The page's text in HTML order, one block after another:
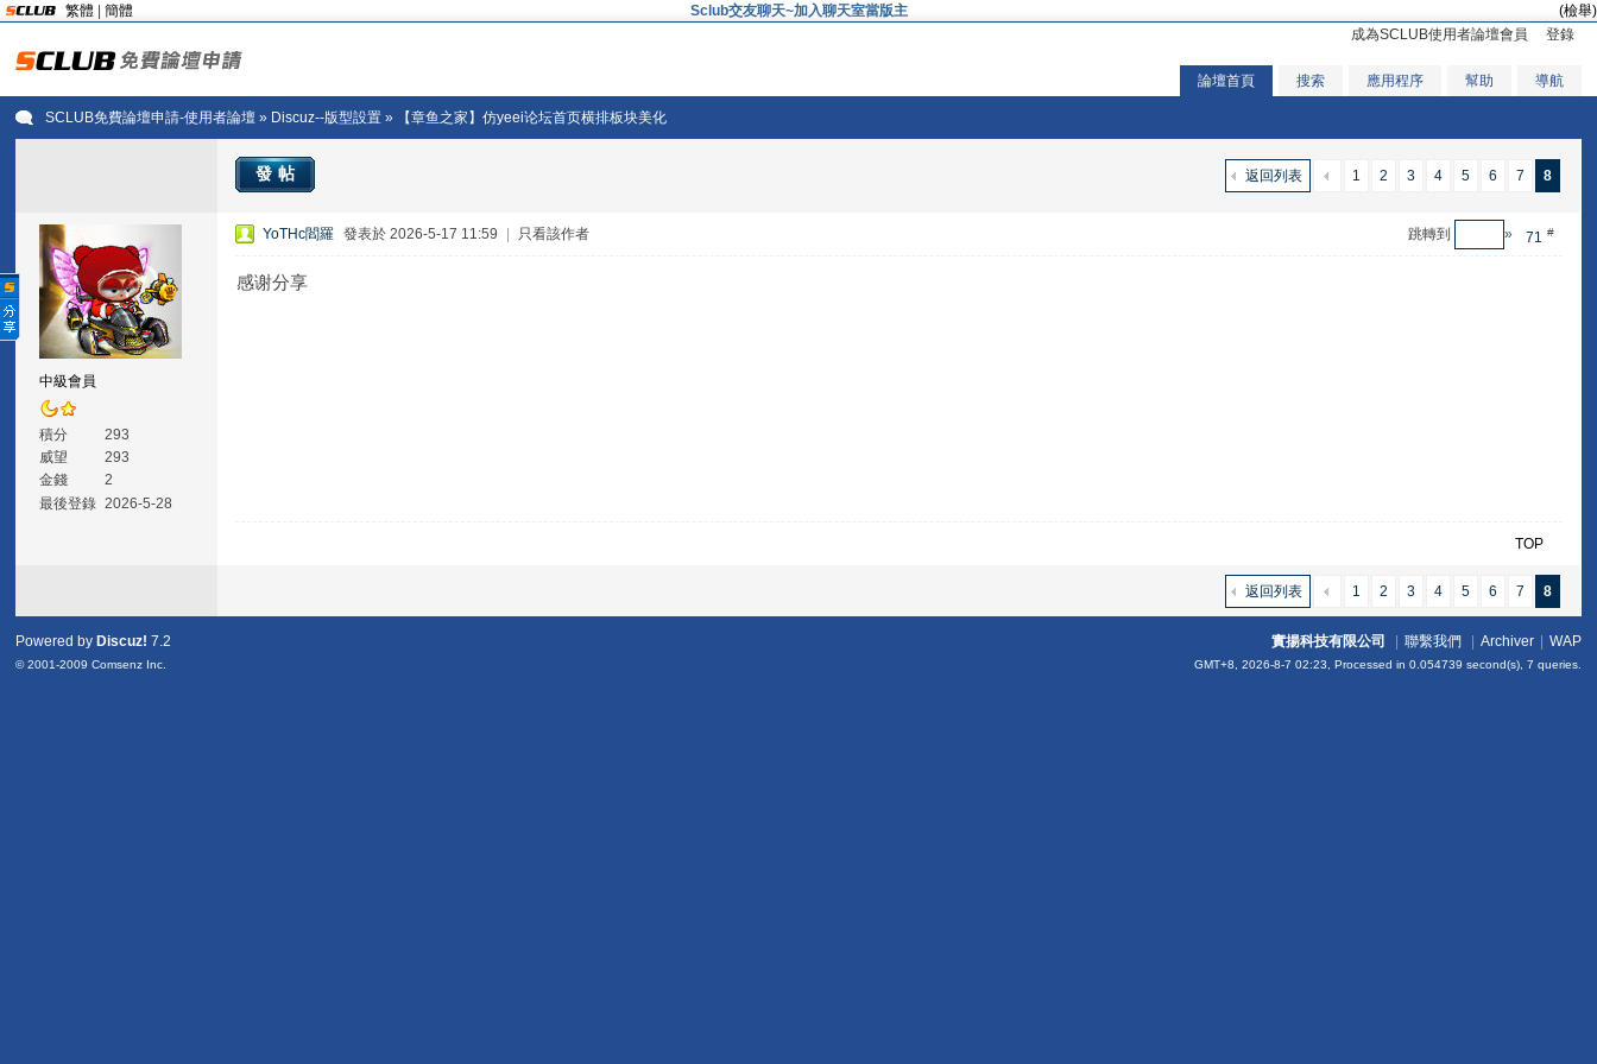
繁體 簡體 Sclub交友聊天~加入聊天室當版主
(檢舉)
成為SCLUB使用者論壇會員
登錄
論壇首頁 搜索 應用程序 幫助 導航
SCLUB免費論壇申請-使用者論壇 » Discuz--版型設置 » 【章鱼之家】仿yeei论坛首页横排板块美化
1 2 3 4 5 6 7 8
返回列表
發帖
中級會員
積分
293
威望
293
金錢
2
最後登錄 2026-5-28
71 #
跳轉到 »
YoTHc閻羅 發表於 2026-5-17 11:59 只看該作者
感谢分享
TOP
1 2 3 4 5 6 7 8
返回列表
實揚科技有限公司 聯繫我們 Archiver WAP
GMT+8, 2026-8-7 02:23, Processed in 0.054739 second(s), 7 queries.
Powered by Discuz! 7.2
© 2001-2009Comsenz Inc.